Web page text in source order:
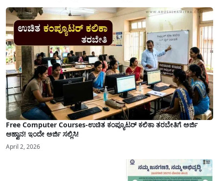
ಮತ್ತು ಕಲ್ಯಾಣ ಕರ್ನಾಟಕದ ಒಟ್ಟು 9 ಜಿಲ್ಲೆಗಳಲ್ಲಿ ಏಪ್ರಿಲ್...
Free Computer Courses-ಉಚಿತ ಕಂಪ್ಯೂಟರ್ ಕಲಿಕಾ ತರಬೇತಿಗೆ ಅರ್ಜಿ
ಆಹ್ವಾನ! ಇಂದೇ ಅರ್ಜಿ ಸಲ್ಲಿಸಿ!
April 2, 2026